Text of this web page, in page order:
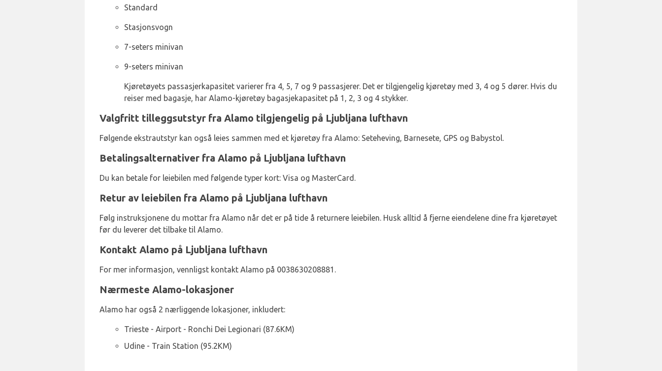
Standard
Stasjonsvogn
7-seters minivan
9-seters minivan
Kjøretøyets passasjerkapasitet varierer fra 4, 5, 7 og 9 passasjerer. Det er tilgjengelig kjøretøy med 3, 4 og 5 dører. Hvis du
reiser med bagasje, har Alamo-kjøretøy bagasjekapasitet på 1, 2, 3 og 4 stykker.
Valgfritt tilleggsutstyr fra Alamo tilgjengelig på Ljubljana lufthavn
Følgende ekstrautstyr kan også leies sammen med et kjøretøy fra Alamo: Seteheving, Barnesete, GPS og Babystol.
Betalingsalternativer fra Alamo på Ljubljana lufthavn
Du kan betale for leiebilen med følgende typer kort: Visa og MasterCard.
Retur av leiebilen fra Alamo på Ljubljana lufthavn
Følg instruksjonene du mottar fra Alamo når det er på tide å returnere leiebilen. Husk alltid å fjerne eiendelene dine fra kjøretøyet
før du leverer det tilbake til Alamo.
Kontakt Alamo på Ljubljana lufthavn
For mer informasjon, vennligst kontakt Alamo på 0038630208881.
Nærmeste Alamo-lokasjoner
Alamo har også 2 nærliggende lokasjoner, inkludert:
Trieste - Airport - Ronchi Dei Legionari (87.6KM)
Udine - Train Station (95.2KM)